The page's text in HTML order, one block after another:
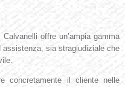
offre un’ampia gamma
sia stragiudiziale che
concretamente il cliente nelle